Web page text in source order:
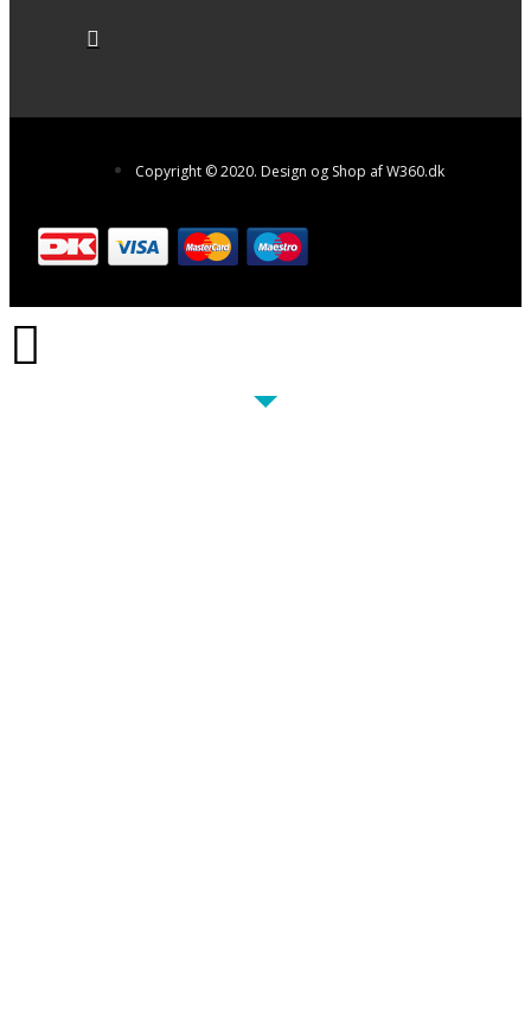
Copyright © 2020. Design og Shop af W360.dk